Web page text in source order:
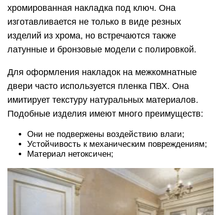
хромированная накладка под ключ. Она
изготавливается не только в виде резных
изделий из хрома, но встречаются также
латунные и бронзовые модели с полировкой.
Для оформления накладок на межкомнатные
двери часто используется пленка ПВХ. Она
имитирует текстуру натуральных материалов.
Подобные изделия имеют много преимуществ:
Они не подвержены воздействию влаги;
Устойчивость к механическим повреждениям;
Материал нетоксичен;